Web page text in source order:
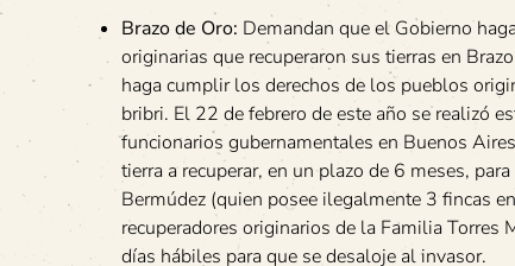
Brazo de Oro: Demandan que el Gobierno
originarias que recuperaron sus tierras en
haga cumplir los derechos de los pueblos
bribri. El 22 de febrero de este año se realizó
funcionarios gubernamentales en Buenos
tierra a recuperar, en un plazo de 6 meses,
Bermúdez (quien posee ilegalmente 3 fincas
recuperadores originarios de la Familia Torres
días hábiles para que se desaloje al invasor.